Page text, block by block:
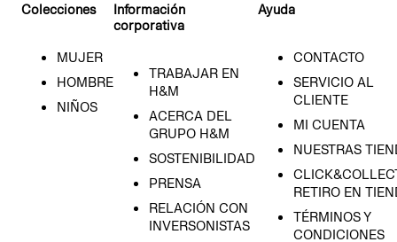
Colecciones
MUJER
HOMBRE
NIÑOS
Información
corporativa
TRABAJAR EN
H&M
ACERCA DEL
GRUPO H&M
SOSTENIBILIDAD
PRENSA
RELACIÓN CON
INVERSONISTAS
Ayuda
CONTACTO
SERVICIO AL
CLIENTE
MI CUENTA
NUESTRAS
RETIRO EN
TÉRMINOS Y
CONDICIONES